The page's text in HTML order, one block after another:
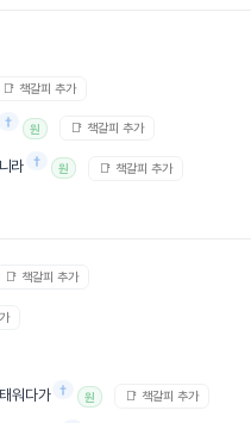
📑 책갈피 추가
† 원 📑 책갈피 추가
라 † 원 📑 책갈피 추가
📑 책갈피 추가
워다가 † 원 📑 책갈피 추가